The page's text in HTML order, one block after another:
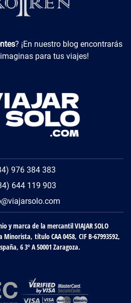
? ¡En nuestro blog encontrarás
para tus viajes!
976 384 383
644 119 903
y marca de la mercantil VIAJAR SOLO
título CAA 0458, CIF B-67993592,
6 3º A 50001 Zaragoza.